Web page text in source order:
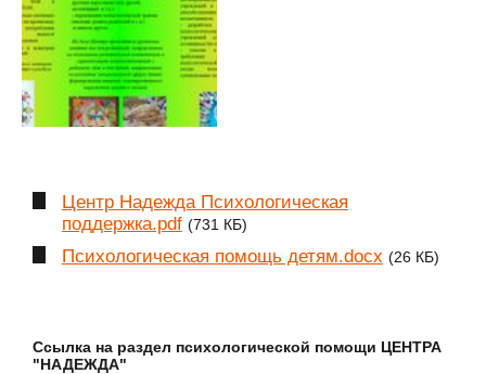
Центр Надежда Психологическая
поддержка.pdf (731 КБ)
Психологическая помощь детям.docx (26 КБ)
Ссылка на раздел психологической помощи ЦЕНТРА
"НАДЕЖДА"